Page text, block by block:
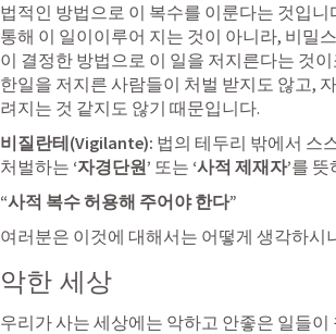
법적인 방법으로 이 복수를 이룬다는 것입
통해 이 일이이루어 지는 것이 아니라, 비밀
이 결정한 방법으로 이 일을 저지른다는 것
한일을 저지른 사람들이 처벌 받지도 않고,
려지는 것 같지도 않기 때문입니다.
비질란테(Vigilante): 법의 테두리 밖에서 스
처벌하는 ‘자경단원’ 또는 ‘사적 제재자’를 뜻
“사적 복수 허용해 주어야 한다”
여러분은 이것에 대해서는 어떻게 생각하시
악한 세상
우리가 사는 세상에는 악하고 안좋은 일들